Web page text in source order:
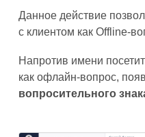
Данное действие
с клиентом как Offline-
Напротив имени
как офлайн-вопрос,
вопросительного